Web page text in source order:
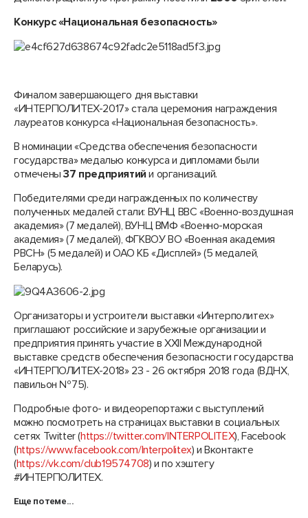
Конкурс «Национальная безопасность»
Финалом завершающего дня выставки
«ИНТЕРПОЛИТЕХ-2017» стала церемония награждения
лауреатов конкурса «Национальная безопасность».
В номинации «Средства обеспечения безопасности
государства» медалью конкурса и дипломами были
отмечены37 предприятий и организаций.
Победителями среди награжденных по количеству
полученных медалей стали: ВУНЦ ВВС «Военно-воздушная
академия» (7 медалей), ВУНЦ ВМФ «Военно-морская
академия» (7 медалей), ФГКВОУ ВО «Военная академия
РВСН» (5 медалей) и ОАО КБ «Дисплей» (5 медалей,
Беларусь).
Организаторы и устроители выставки «Интерполитех»
приглашают российские и зарубежные организации и
предприятия принять участие в XXII Международной
выставке средств обеспечения безопасности государства
«ИНТЕРПОЛИТЕХ-2018» 23 - 26 октября 2018 года (ВДНХ,
павильон №75).
Подробные фото- и видеорепортажи с выступлений
можно посмотреть на страницах выставки в социальных
сетях Twitter (https://twitter.com/INTERPOLITEX), Facebook
(https://www.facebook.com/Interpolitex) и Вконтакте
(https://vk.com/club19574708) и по хэштегу
#ИНТЕРПОЛИТЕХ.
Еще по теме...